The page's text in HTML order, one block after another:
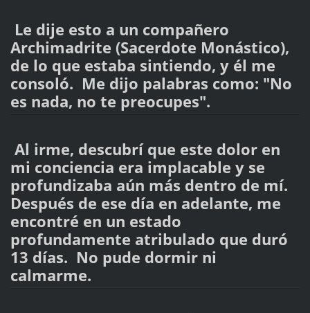
Le dije esto a un compañero
Archimadrite (Sacerdote Monástico),
de lo que estaba sintiendo, y él me
consoló. Me dijo palabras como: "No
es nada, no te preocupes".
Al irme, descubrí que este dolor en
mi conciencia era implacable y se
profundizaba aún más dentro de mí.
Después de ese día en adelante, me
encontré en un estado
profundamente atribulado que duró
13 días. No pude dormir ni
calmarme.